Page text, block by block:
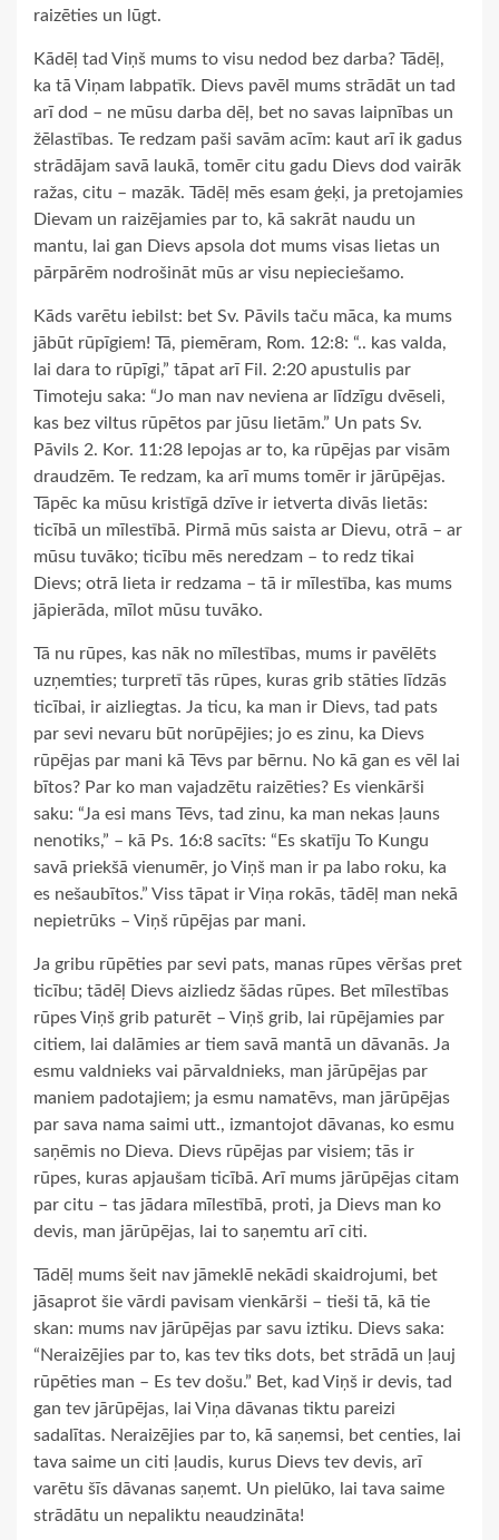
raizēties un lūgt.
Kādēļ tad Viņš mums to visu nedod bez darba? Tādēļ,
ka tā Viņam labpatīk. Dievs pavēl mums strādāt un tad
arī dod – ne mūsu darba dēļ, bet no savas laipnības un
žēlastības. Te redzam paši savām acīm: kaut arī ik gadus
strādājam savā laukā, tomēr citu gadu Dievs dod vairāk
ražas, citu – mazāk. Tādēļ mēs esam ģeķi, ja pretojamies
Dievam un raizējamies par to, kā sakrāt naudu un
mantu, lai gan Dievs apsola dot mums visas lietas un
pārpārēm nodrošināt mūs ar visu nepieciešamo.
Kāds varētu iebilst: bet Sv. Pāvils taču māca, ka mums
jābūt rūpīgiem! Tā, piemēram, Rom. 12:8: “.. kas valda,
lai dara to rūpīgi,” tāpat arī Fil. 2:20 apustulis par
Timoteju saka: “Jo man nav neviena ar līdzīgu dvēseli,
kas bez viltus rūpētos par jūsu lietām.” Un pats Sv.
Pāvils 2. Kor. 11:28 lepojas ar to, ka rūpējas par visām
draudzēm. Te redzam, ka arī mums tomēr ir jārūpējas.
Tāpēc ka mūsu kristīgā dzīve ir ietverta divās lietās:
ticībā un mīlestībā. Pirmā mūs saista ar Dievu, otrā – ar
mūsu tuvāko; ticību mēs neredzam – to redz tikai
Dievs; otrā lieta ir redzama – tā ir mīlestība, kas mums
jāpierāda, mīlot mūsu tuvāko.
Tā nu rūpes, kas nāk no mīlestības, mums ir pavēlēts
uzņemties; turpretī tās rūpes, kuras grib stāties līdzās
ticībai, ir aizliegtas. Ja ticu, ka man ir Dievs, tad pats
par sevi nevaru būt norūpējies; jo es zinu, ka Dievs
rūpējas par mani kā Tēvs par bērnu. No kā gan es vēl lai
bītos? Par ko man vajadzētu raizēties? Es vienkārši
saku: “Ja esi mans Tēvs, tad zinu, ka man nekas ļauns
nenotiks,” – kā Ps. 16:8 sacīts: “Es skatīju To Kungu
savā priekšā vienumēr, jo Viņš man ir pa labo roku, ka
es nešaubītos.” Viss tāpat ir Viņa rokās, tādēļ man nekā
nepietrūks – Viņš rūpējas par mani.
Ja gribu rūpēties par sevi pats, manas rūpes vēršas pret
ticību; tādēļ Dievs aizliedz šādas rūpes. Bet mīlestības
rūpes Viņš grib paturēt – Viņš grib, lai rūpējamies par
citiem, lai dalāmies ar tiem savā mantā un dāvanās. Ja
esmu valdnieks vai pārvaldnieks, man jārūpējas par
maniem padotajiem; ja esmu namatēvs, man jārūpējas
par sava nama saimi utt., izmantojot dāvanas, ko esmu
saņēmis no Dieva. Dievs rūpējas par visiem; tās ir
rūpes, kuras apjaušam ticībā. Arī mums jārūpējas citam
par citu – tas jādara mīlestībā, proti, ja Dievs man ko
devis, man jārūpējas, lai to saņemtu arī citi.
Tādēļ mums šeit nav jāmeklē nekādi skaidrojumi, bet
jāsaprot šie vārdi pavisam vienkārši – tieši tā, kā tie
skan: mums nav jārūpējas par savu iztiku. Dievs saka:
“Neraizējies par to, kas tev tiks dots, bet strādā un ļauj
rūpēties man – Es tev došu.” Bet, kad Viņš ir devis, tad
gan tev jārūpējas, lai Viņa dāvanas tiktu pareizi
sadalītas. Neraizējies par to, kā saņemsi, bet centies, lai
tava saime un citi ļaudis, kurus Dievs tev devis, arī
varētu šīs dāvanas saņemt. Un pielūko, lai tava saime
strādātu un nepaliktu neaudzināta!